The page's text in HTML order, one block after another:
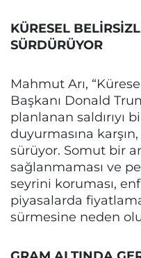
KÜRESEL
SÜRDÜRÜYOR
Mahmut Arı,
Başkanı Donald
planlanan saldırıyı
duyurmasına
sürüyor. Somut bir
sağlanmaması ve
seyrini koruması,
piyasalarda
sürmesine neden